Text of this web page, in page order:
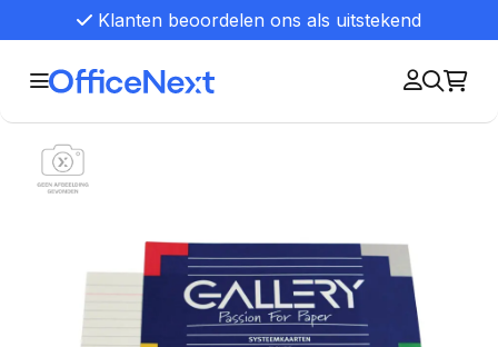
Klanten beoordelen ons als uitstekend